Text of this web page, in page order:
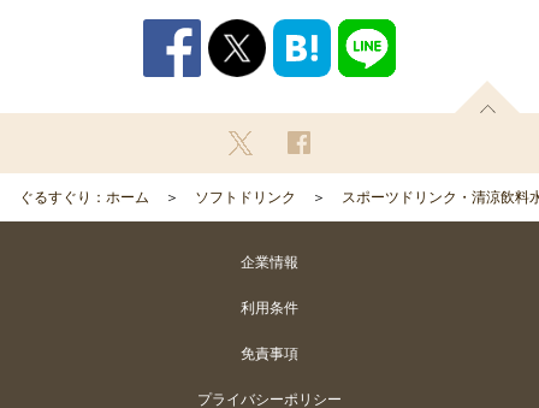
ぐるすぐり：ホーム ソフトドリンク スポーツドリンク・清涼飲料
企業情報
利用条件
免責事項
プライバシーポリシー